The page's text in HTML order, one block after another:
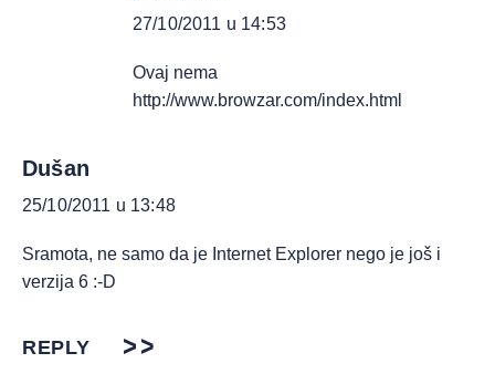
27/10/2011 u 14:53
Ovaj nema
http://www.browzar.com/index.html
Dušan
25/10/2011 u 13:48
Sramota, ne samo da je Internet Explorer nego je još i
verzija 6 :-D
REPLY